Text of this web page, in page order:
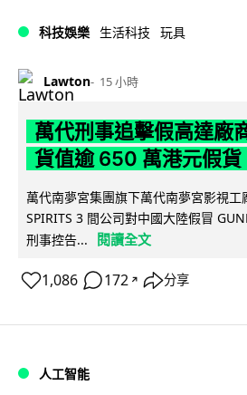
科技娛樂 生活科技 玩具
Lawton 15 小時
萬代刑事追擊假高達廠
貨值逾 650 萬港元假貨
萬代南夢宮集團旗下萬代南夢宮影視
SPIRITS 3 間公司對中國大陸假冒
刑事控告...
閱讀全文
1,086 172 ↗ 分享
人工智能